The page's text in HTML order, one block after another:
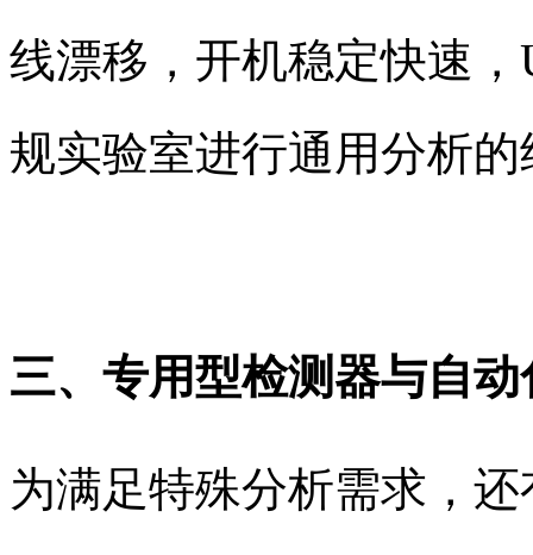
线漂移，开机稳定快速
规实验室进行通用分析
三、专用型检测器与自动
为满足特殊分析需求，